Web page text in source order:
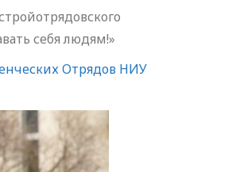
себя людям!»
Отрядов НИУ